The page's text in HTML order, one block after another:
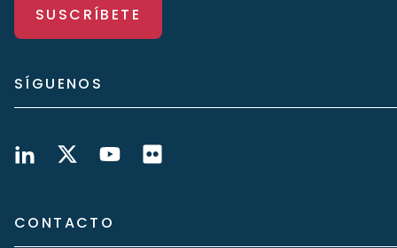
SUSCRÍBETE
SÍGUENOS
CONTACTO